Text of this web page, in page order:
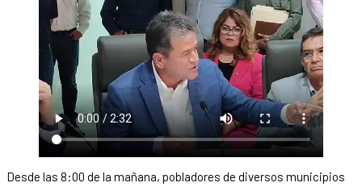
Desde las 8:00 de la mañana, pobladores de diversos municipios